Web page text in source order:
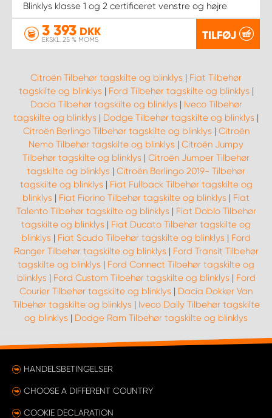
Blinklys klasse 1 og 2 certificeret venstre og højre
3 393 DKK
EKSKL. 25 % MOMS TILFØJ
Citroën Tilbehør tagskilte og blinklys | Fiat Tilbehør
tagskilte og blinklys | Ford Tilbehør tagskilte og blinklys |
Dacia Tilbehør tagskilte og blinklys | Iveco Tilbehør
tagskilte og blinklys | Dodge Tilbehør tagskilte og blinklys |
Citroën Berlingo Tilbehør tagskilte og blinklys | Citroën
Nemo Tilbehør tagskilte og blinklys | Citroën Jumpy
Tilbehør tagskilte og blinklys | Citroën Jumper Tilbehør
tagskilte og blinklys | Citroën Berlingo 2019- Tilbehør
tagskilte og blinklys | Fiat Fullback Tilbehør tagskilte og
blinklys | Fiat Fiorino Tilbehør tagskilte og blinklys | Fiat
Talento Tilbehør tagskilte og blinklys | Fiat Doblo Tilbehør
tagskilte og blinklys | Fiat Ducato Tilbehør tagskilte og
blinklys | Fiat Scudo Tilbehør tagskilte og blinklys | Ford
Ranger Tilbehør tagskilte og blinklys | Ford Transit Tilbehør
tagskilte og blinklys | Ford Connect Tilbehør tagskilte og
blinklys | Ford Custom Tilbehør tagskilte og blinklys | Ford
Courier Tilbehør tagskilte og blinklys | Dacia Dokker Van
Tilbehør tagskilte og blinklys | Iveco Daily Tilbehør tagskilte
og blinklys | Dodge Ram Tilbehør tagskilte og blinklys
HANDELSBETINGELSER
CHOOSE A DIFFERENT COUNTRY
COOKIE DECLARATION